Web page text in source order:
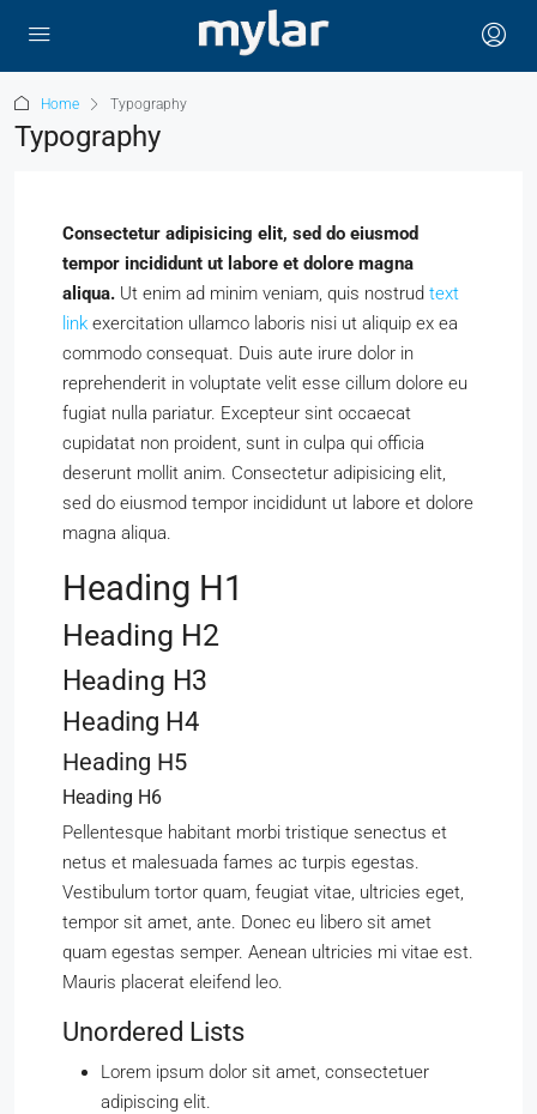
Home Typography
Typography
Consectetur adipisicing elit, sed do eiusmod
tempor incididunt ut labore et dolore magna
aliqua. Ut enim ad minim veniam, quis nostrud text
link exercitation ullamco laboris nisi ut aliquip ex ea
commodo consequat. Duis aute irure dolor in
reprehenderit in voluptate velit esse cillum dolore eu
fugiat nulla pariatur. Excepteur sint occaecat
cupidatat non proident, sunt in culpa qui officia
deserunt mollit anim. Consectetur adipisicing elit,
sed do eiusmod tempor incididunt ut labore et dolore
magna aliqua.
Heading H1
Heading H2
Heading H3
Heading H4
Heading H5
Heading H6
Pellentesque habitant morbi tristique senectus et
netus et malesuada fames ac turpis egestas.
Vestibulum tortor quam, feugiat vitae, ultricies eget,
tempor sit amet, ante. Donec eu libero sit amet
quam egestas semper. Aenean ultricies mi vitae est.
Mauris placerat eleifend leo.
Unordered Lists
Lorem ipsum dolor sit amet, consectetuer
adipiscing elit.